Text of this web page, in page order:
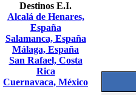
Destinos E.I.
Alcalá de Henares,
España
Salamanca, España
Málaga, España
San Rafael, Costa
Rica
Cuernavaca, México